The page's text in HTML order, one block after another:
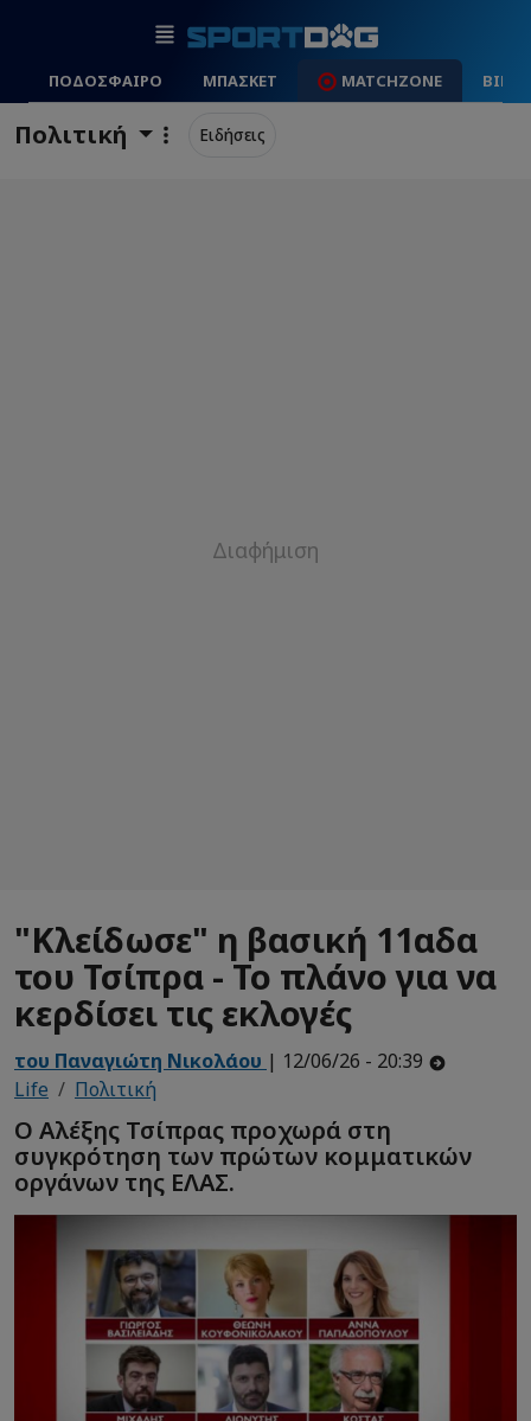
ΠΟΔΟΣΦΑΙΡΟ ΜΠΑΣΚΕΤ MATCHZONE
Πολιτική Ειδήσεις
"Κλείδωσε" η βασική 11αδα
του Τσίπρα - Το πλάνο για να
κερδίσει τις εκλογές
του Παναγιώτη Νικολάου | 12/06/26 - 20:39
Life
Πολιτική
Ο Αλέξης Τσίπρας προχωρά στη
συγκρότηση των πρώτων κομματικών
οργάνων της ΕΛΑΣ.